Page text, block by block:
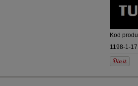
Kod
1198-1-